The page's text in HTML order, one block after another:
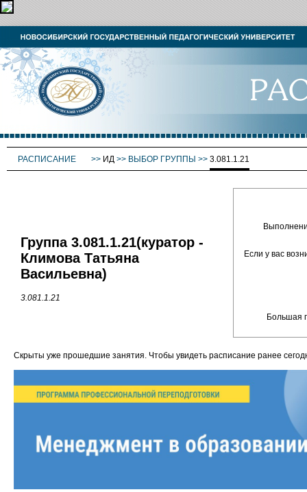
РАСПИСАНИЕ >> ИД >> ВЫБОР ГРУППЫ >> 3.081.1.21
Группа 3.081.1.21(куратор -
Климова Татьяна
Васильевна)
3.081.1.21
Если у вас
Большая
Скрыты уже прошедшие занятия. Чтобы увидеть расписание ранее